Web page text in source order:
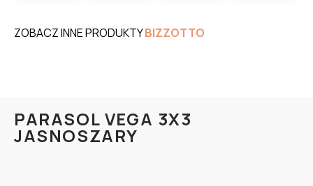
ZOBACZ INNE PRODUKTYBIZZOTTO
PARASOL VEGA 3X3
JASNOSZARY